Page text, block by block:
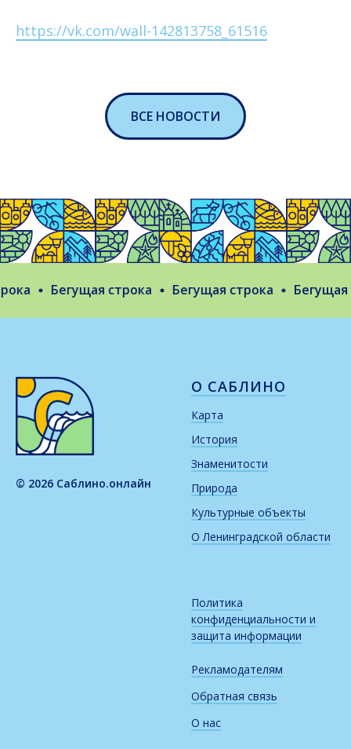
https://vk.com/wall-142813758_61516
ВСЕ НОВОСТИ
Бегущая строка Бегущая строка Бегущая
© 2026 Саблино.онлайн
О САБЛИНО
Карта
История
Знаменитости
Природа
Культурные объекты
О Ленинградской области
Политика
конфиденциальности и
защита информации
Рекламодателям
Обратная связь
О нас